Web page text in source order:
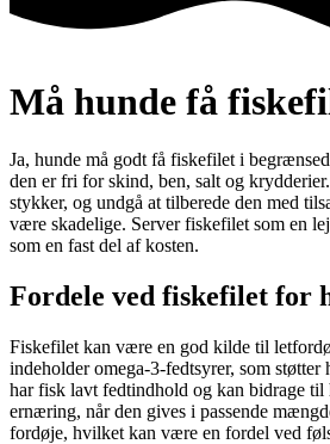
Må hunde få
Ja, hunde må godt få fiskefilet i
den er fri for skind, ben, salt og
stykker, og undgå at tilberede den med
være skadelige. Server fiskefilet som en
som en fast del af kosten.
Fordele ved fiskefilet for
Fiskefilet kan være en god kilde til
indeholder omega-3-fedtsyrer, som støtter
har fisk lavt fedtindhold og kan bidrage til
ernæring, når den gives i passende
fordøje, hvilket kan være en fordel ved